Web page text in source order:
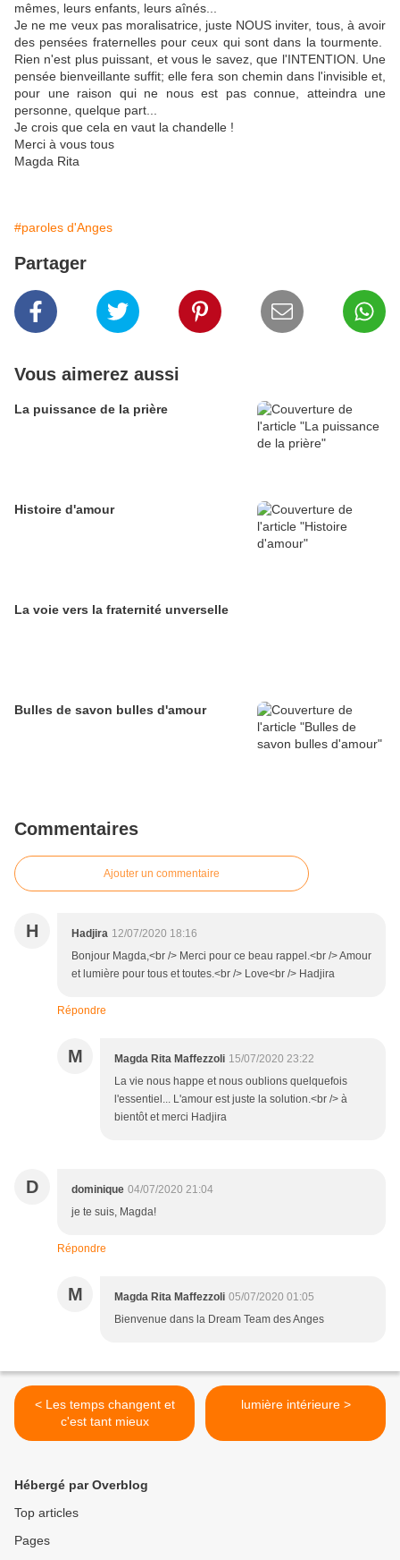
mêmes, leurs enfants, leurs aînés...
Je ne me veux pas moralisatrice, juste NOUS inviter, tous, à avoir
des pensées fraternelles pour ceux qui sont dans la tourmente.
Rien n'est plus puissant, et vous le savez, que l'INTENTION. Une
pensée bienveillante suffit; elle fera son chemin dans l'invisible et,
pour une raison qui ne nous est pas connue, atteindra une
personne, quelque part...
Je crois que cela en vaut la chandelle !
Merci à vous tous
Magda Rita
#paroles d'Anges
Partager
Vous aimerez aussi
La puissance de la prière
Histoire d'amour
La voie vers la fraternité unverselle
Bulles de savon bulles d'amour
Commentaires
Ajouter un commentaire
H Hadjira 12/07/2020 18:16
Bonjour Magda,<br /> Merci pour ce beau rappel.<br /> Amour
et lumière pour tous et toutes.<br /> Love<br /> Hadjira
Répondre
M Magda Rita Maffezzoli 15/07/2020 23:22
La vie nous happe et nous oublions quelquefois
l'essentiel... L'amour est juste la solution.<br /> à
bientôt et merci Hadjira
D dominique 04/07/2020 21:04
je te suis, Magda!
Répondre
M Magda Rita Maffezzoli 05/07/2020 01:05
Bienvenue dans la Dream Team des Anges
< Les temps changent et
c'est tant mieux
lumière intérieure >
Hébergé par Overblog
Top articles
Pages